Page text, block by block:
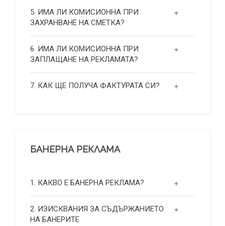
5. ИМА ЛИ КОМИСИОННА ПРИ
ЗАХРАНВАНЕ НА СМЕТКА?
6. ИМА ЛИ КОМИСИОННА ПРИ
ЗАПЛАЩАНЕ НА РЕКЛАМАТА?
7. КАК ЩЕ ПОЛУЧА ФАКТУРАТА СИ?
БАНЕРНА РЕКЛАМА
1. КАКВО Е БАНЕРНА РЕКЛАМА?
2. ИЗИСКВАНИЯ ЗА СЪДЪРЖАНИЕТО
НА БАНЕРИТЕ